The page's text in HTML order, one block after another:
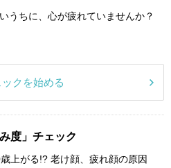
うちに、心が疲れていませんか？
クを始める
度」チェック
上がる!? 老け顔、疲れ顔の原因